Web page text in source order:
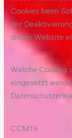
Cookies beim
der
dieser Website
Welche Cookies
eingesetzt
CCM19